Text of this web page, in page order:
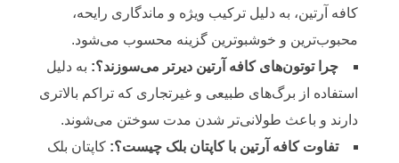
کافه آرتین، به دلیل ترکیب ویژه و ماندگاری رایحه،
محبوب‌ترین و خوشبوترین گزینه محسوب می‌شود.
چرا توتون‌های کافه آرتین دیرتر می‌سوزند؟: به دلیل
استفاده از برگ‌های طبیعی و غیرتجاری که تراکم بالاتری
دارند و باعث طولانی‌تر شدن مدت سوختن می‌شوند.
تفاوت کافه آرتین با کاپتان بلک چیست؟: کاپتان بلک